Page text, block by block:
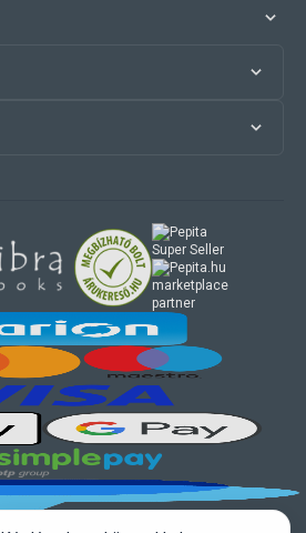
marketplace
partner